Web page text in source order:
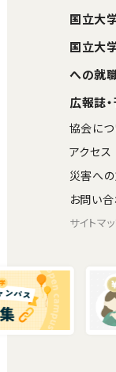
国立大
国立大
への就
広報誌
協会につ
アクセス
災害へ
お問い
サイトマ